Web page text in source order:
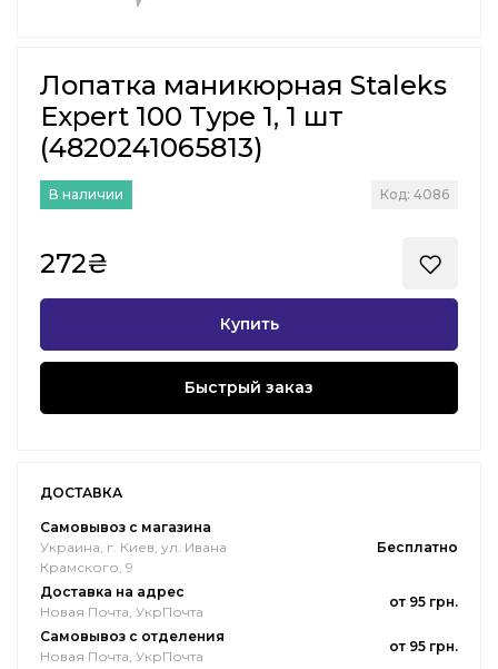
Лопатка маникюрная Staleks
Expert 100 Type 1, 1 шт
(4820241065813)
В наличии Код: 4086
272₴
Купить
Быстрый заказ
ДОСТАВКА
Самовывоз с магазина
Украина, г. Киев, ул. Ивана
Крамского, 9
Бесплатно
Доставка на адрес
Новая Почта, УкрПочта
от 95 грн.
Самовывоз с отделения
Новая Почта, УкрПочта
от 95 грн.